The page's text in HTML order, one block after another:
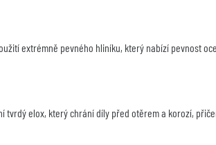
extrémně pevného hliníku, který nabízí pevnost
tvrdý elox, který chrání díly před otěrem a korozí,